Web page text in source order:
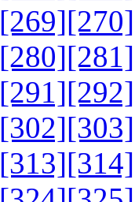
[269][270]
[280][281]
[291][292]
[302][303]
[313][314]